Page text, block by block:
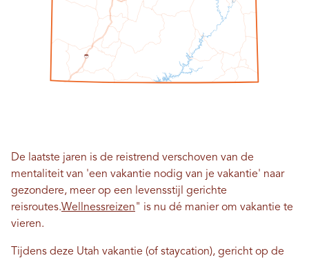
15
De laatste jaren is de reistrend verschoven van de
mentaliteit van 'een vakantie nodig van je vakantie' naar
gezondere, meer op een levensstijl gerichte
reisroutes.Wellnessreizen" is nu dé manier om vakantie te
vieren.
Tijdens deze Utah vakantie (of staycation), gericht op de